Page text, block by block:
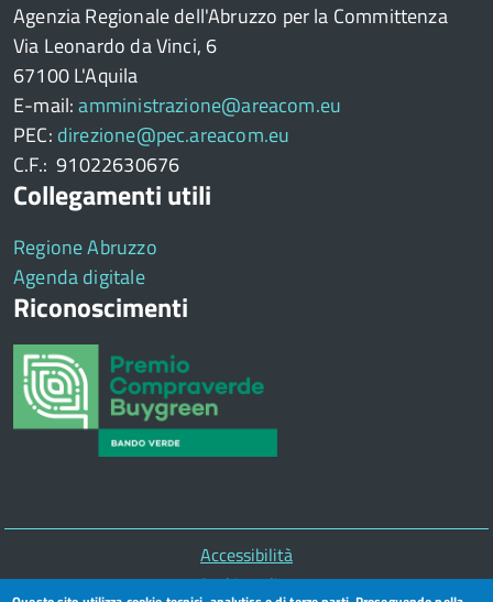
Agenzia Regionale dell'Abruzzo per la Committenza
Via Leonardo da Vinci, 6
67100 L'Aquila
E-mail:amministrazione@areacom.eu
PEC: direzione@pec.areacom.eu
C.F.: 91022630676
Collegamenti utili
Regione Abruzzo
Agenda digitale
Riconoscimenti
di
Accessibilità
Cookie policy